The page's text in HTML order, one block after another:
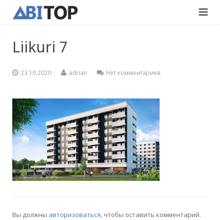
Дорожно-строительные
Контакты
Вакансии
Русский
Eesti
Liikuri 7
23.10.2020 adrian Нет комментариев
Вы должны авторизоваться, чтобы оставить комментарий.